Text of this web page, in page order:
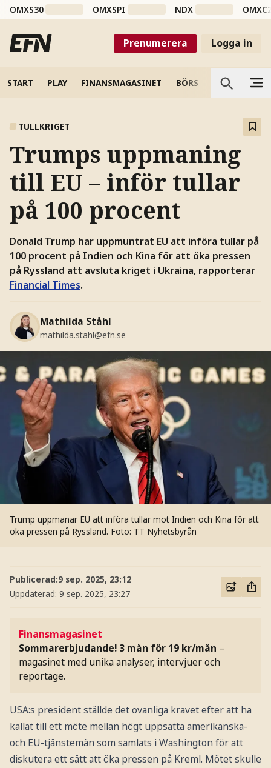
OMXS30 OMXSPI NDX
Prenumerera Logga in
START PLAY FINANSMAGASINET BÖRS VETENSKAP
TULLKRIGET
Trumps uppmaning
till EU – inför tullar
på 100 procent
Donald Trump har uppmuntrat EU att införa tullar på
100 procent på Indien och Kina för att öka pressen
på Ryssland att avsluta kriget i Ukraina, rapporterar
Financial Times.
Mathilda Ståhl
mathilda.stahl@efn.se
Trump uppmanar EU att införa tullar mot Indien och Kina för att
öka pressen på Ryssland. Foto: TT Nyhetsbyrån
Publicerad:9 sep. 2025, 23:12
Uppdaterad: 9 sep. 2025, 23:27
Finansmagasinet
Sommarerbjudande! 3 mån för 19 kr/mån –
magasinet med unika analyser, intervjuer och
reportage.
USA:s president ställde det ovanliga kravet efter att ha
kallat till ett möte mellan högt uppsatta amerikanska-
och EU-tjänstemän som samlats i Washington för att
diskutera ett sätt att öka pressen på Kreml. Mötet skulle